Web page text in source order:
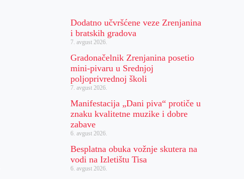
Dodatno učvršćene veze Zrenjanina
i bratskih gradova
7. avgust 2026.
Gradonačelnik Zrenjanina posetio
mini-pivaru u Srednjoj
poljoprivrednoj školi
7. avgust 2026.
Manifestacija „Dani piva“ protiče u
znaku kvalitetne muzike i dobre
zabave
6. avgust 2026.
Besplatna obuka vožnje skutera na
vodi na Izletištu Tisa
6. avgust 2026.